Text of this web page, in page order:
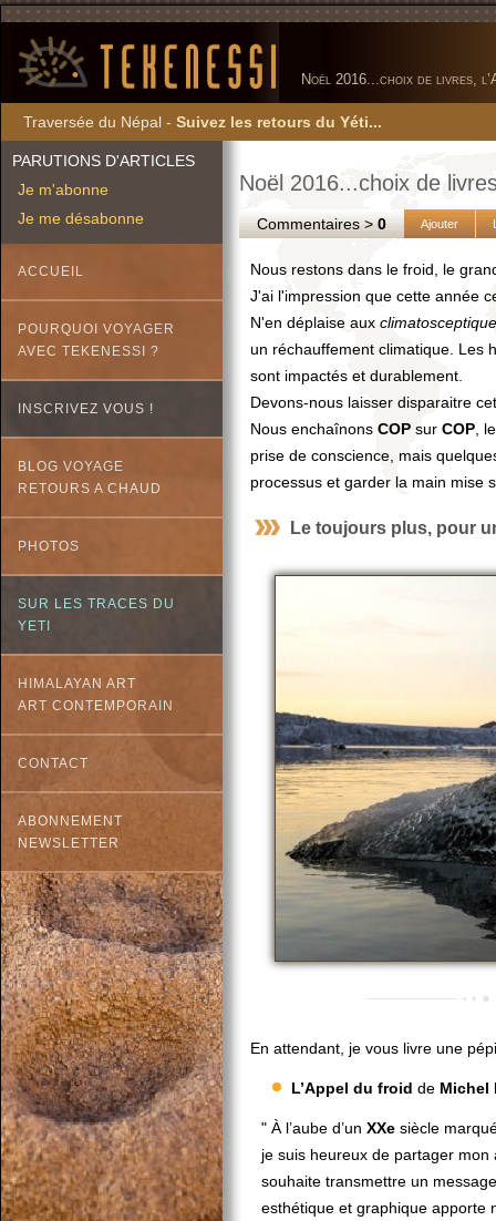
Noël 2016...choix de livres,
Traversée du Népal - Suivez les retours du Yéti...
PARUTIONS D'ARTICLES
Je m'abonne
Je me désabonne
ACCUEIL
POURQUOI VOYAGER
AVEC TEKENESSI ?
INSCRIVEZ VOUS !
BLOG VOYAGE
RETOURS A CHAUD
PHOTOS
SUR LES TRACES DU
YETI
HIMALAYAN ART
ART CONTEMPORAIN
CONTACT
ABONNEMENT
NEWSLETTER
Noël 2016...choix de
Commentaires >0 Ajouter
Nous restons dans le froid, le
J'ai l'impression que cette année
N'en déplaise aux
un réchauffement climatique. Les
sont impactés et durablement.
Devons-nous laisser disparaitre
Nous enchaînons COP sur COP ,
prise de conscience, mais
processus et garder la main mise
Le toujours plus, pour
En attendant, je vous livre une
L’Appel du froid de Michel
" À l’aube d’un XXe siècle
je suis heureux de partager
souhaite transmettre un
esthétique et graphique apporte